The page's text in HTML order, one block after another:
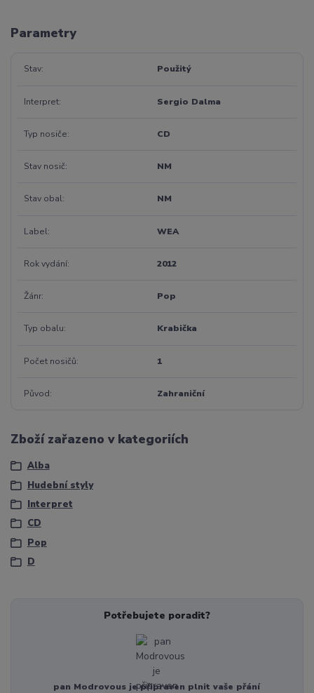
Parametry
Stav Použitý
Interpret Sergio Dalma
Typ nosiče CD
Stav nosič NM
Stav obal NM
Label WEA
Rok vydání 2012
Žánr Pop
Typ obalu Krabička
Počet nosičů 1
Původ Zahraniční
Zboží zařazeno v kategoriích
Alba
Hudební styly
Interpret
CD
Pop
D
Potřebujete poradit?
pan Modrovous je připraven plnit vaše přání